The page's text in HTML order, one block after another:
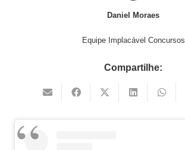
Daniel Moraes
Equipe Implacável Concursos
Compartilhe: